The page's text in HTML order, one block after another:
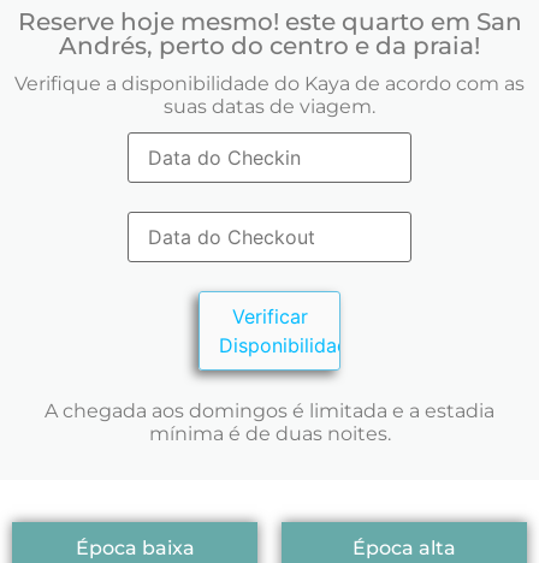
Reserve hoje mesmo! este quarto em San
Andrés, perto do centro e da praia!
Verifique a disponibilidade do Kaya de acordo com as
suas datas de viagem.
A chegada aos domingos é limitada e a estadia
mínima é de duas noites.
Época baixa Época alta